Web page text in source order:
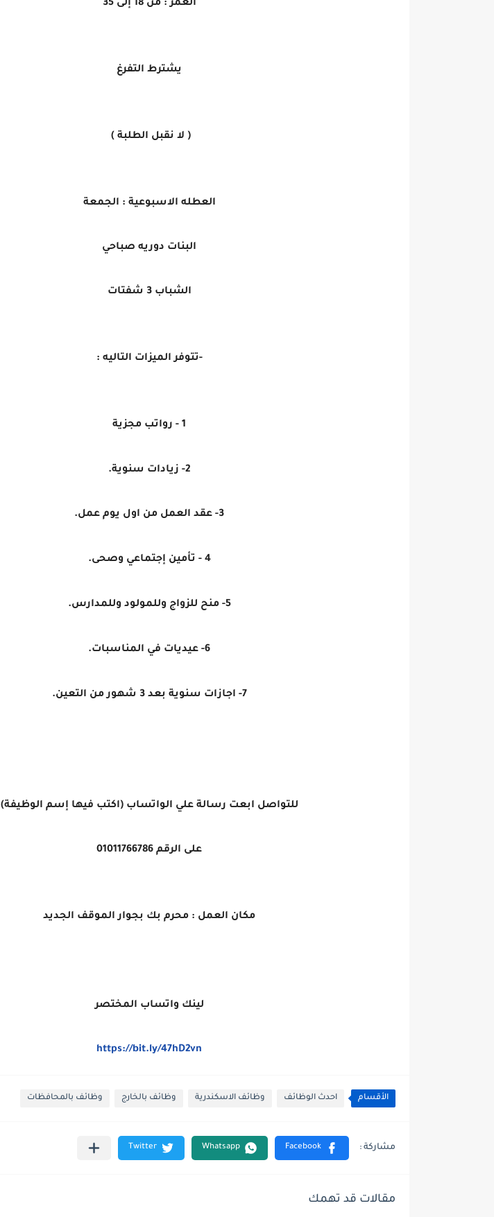
العمر : من 18 إلى 35
يشترط التفرغ
( لا نقبل الطلبة )
العطله الاسبوعية : الجمعة
البنات دوريه صباحي
الشباب 3 شفتات
-تتوفر الميزات التاليه :
1 - رواتب مجزية
2- زيادات سنوية.
3- عقد العمل من اول يوم عمل.
4 - تأمين إجتماعي وصحى.
5- منح للزواج وللمولود وللمدارس.
6- عيديات في المناسبات.
7- اجازات سنوية بعد 3 شهور من التعين.
للتواصل ابعت رسالة علي الواتساب (اكتب فيها إسم الوظيفة)
على الرقم 01011766786
مكان العمل : محرم بك بجوار الموقف الجديد
لينك واتساب المختصر
https://bit.ly/47hD2vn
الأقسام احدث الوظائف وظائف الاسكندرية وظائف بالخارج وظائف بالمحافظات
مقالات قد تهمك